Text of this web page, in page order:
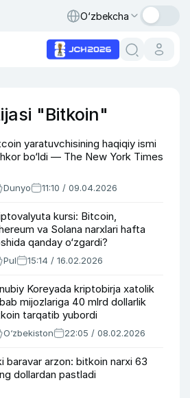
O‘zbekcha
"Bitkoin"
yaratuvchisining haqiqiy ismi
bo‘ldi — The New York Times
Dunyo 11:10 / 09.04.2026
kursi: Bitcoin,
va Solana narxlari hafta
qanday o‘zgardi?
Pul 15:14 / 16.02.2026
Koreyada kriptobirja xatolik
mijozlariga 40 mlrd dollarlik
tarqatib yubordi
O‘zbekiston 22:05 / 08.02.2026
baravar arzon: bitkoin narxi 63
dollardan pastladi